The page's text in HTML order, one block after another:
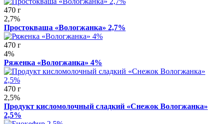
470 г
2,7%
Простокваша «Вологжанка» 2,7%
470 г
4%
Ряженка «Вологжанка» 4%
470 г
2,5%
Продукт кисломолочный сладкий «Снежок Вологжанка»
2,5%